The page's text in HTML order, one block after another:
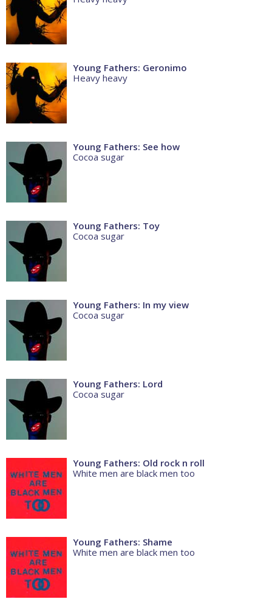
Young Fathers: Geronimo
Heavy heavy
Young Fathers: See how
Cocoa sugar
Young Fathers: Toy
Cocoa sugar
Young Fathers: In my view
Cocoa sugar
Young Fathers: Lord
Cocoa sugar
Young Fathers: Old rock n roll
White men are black men too
Young Fathers: Shame
White men are black men too